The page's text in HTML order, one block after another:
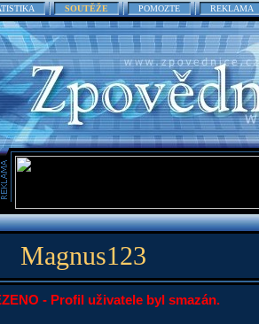
SOUTĚŽE POMOZTE REKLAMA
Magnus123
- Profil uživatele byl smazán.